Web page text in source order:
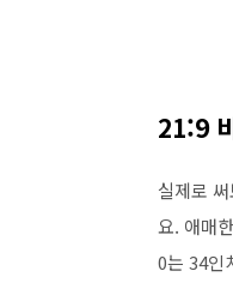
21:9
실제로
요. 애매
0는 34인